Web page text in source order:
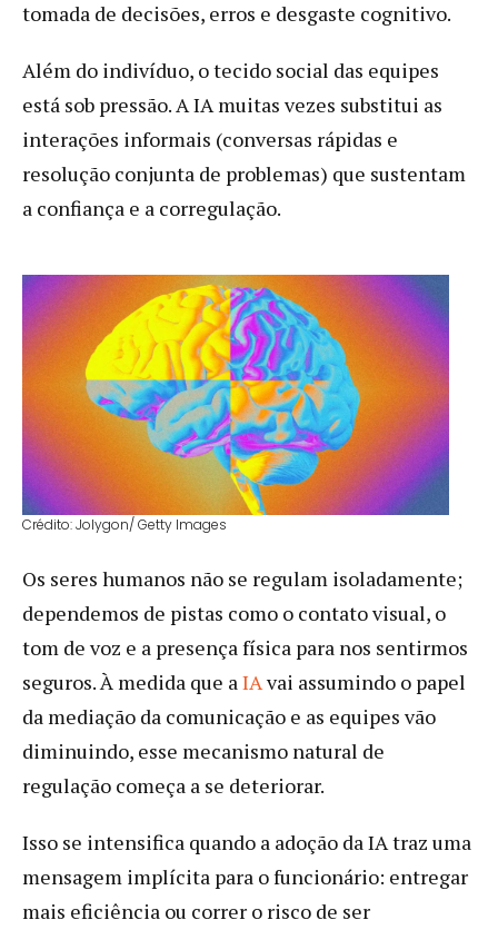
tomada de decisões, erros e desgaste cognitivo.
Além do indivíduo, o tecido social das equipes
está sob pressão. A IA muitas vezes substitui as
interações informais (conversas rápidas e
resolução conjunta de problemas) que sustentam
a confiança e a corregulação.
Crédito: Jolygon/ Getty Images
Os seres humanos não se regulam isoladamente;
dependemos de pistas como o contato visual, o
tom de voz e a presença física para nos sentirmos
seguros. À medida que aIAvai assumindo o papel
da mediação da comunicação e as equipes vão
diminuindo, esse mecanismo natural de
regulação começa a se deteriorar.
Isso se intensifica quando a adoção da IA traz uma
mensagem implícita para o funcionário: entregar
mais eficiência ou correr o risco de ser